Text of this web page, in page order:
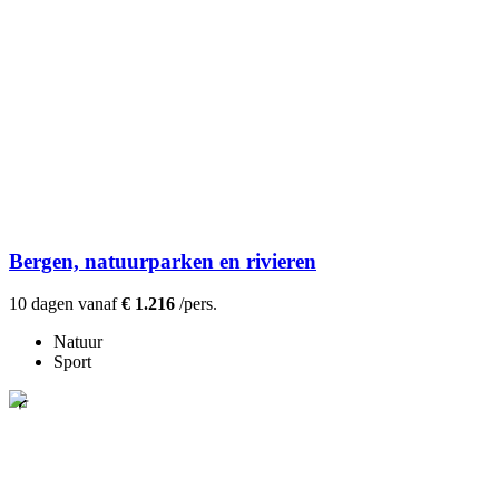
Bergen, natuurparken en rivieren
10 dagen vanaf€ 1.216 /pers.
Natuur
Sport